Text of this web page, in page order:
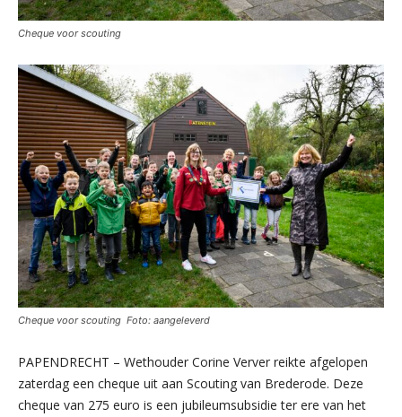
Cheque voor scouting
Cheque voor scouting Foto: aangeleverd
PAPENDRECHT – Wethouder Corine Verver reikte afgelopen
zaterdag een cheque uit aan Scouting van Brederode. Deze
cheque van 275 euro is een jubileumsubsidie ter ere van het